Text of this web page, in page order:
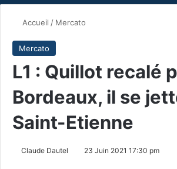
Accueil / Mercato
Mercato
L1 : Quillot recalé
Bordeaux, il se
Saint-Etienne
Claude Dautel 23 Juin 2021 17:30 pm